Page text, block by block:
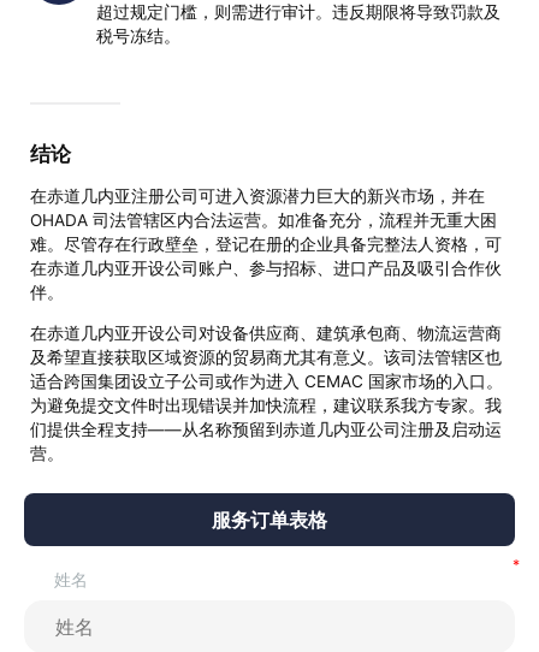
超过规定门槛，则需进行审计。违反期限将导致罚款及
税号冻结。
结论
在赤道几内亚注册公司可进入资源潜力巨大的新兴市场，并在
OHADA 司法管辖区内合法运营。如准备充分，流程并无重大困
难。尽管存在行政壁垒，登记在册的企业具备完整法人资格，可
在赤道几内亚开设公司账户、参与招标、进口产品及吸引合作伙
伴。
在赤道几内亚开设公司对设备供应商、建筑承包商、物流运营商
及希望直接获取区域资源的贸易商尤其有意义。该司法管辖区也
适合跨国集团设立子公司或作为进入 CEMAC 国家市场的入口。
为避免提交文件时出现错误并加快流程，建议联系我方专家。我
们提供全程支持——从名称预留到赤道几内亚公司注册及启动运
营。
服务订单表格
姓名